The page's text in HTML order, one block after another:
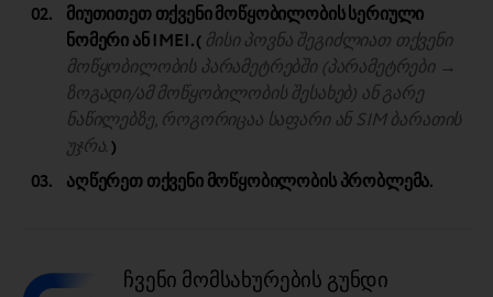
მიუთითეთ თქვენი მოწყობილობის სერიული
ნომერი ან IMEI. ( მისი პოვნა შეგიძლიათ თქვენი
მოწყობილობის პარამეტრებში (პარამეტრები →
ზოგადი/ამ მოწყობილობის შესახებ) ან გარე
ნაწილებზე, როგორიცაა საფარი ან SIM ბარათის
უჯრა.)
აღწერეთ თქვენი მოწყობილობის პრობლემა.
ჩვენი მომსახურების გუნდი